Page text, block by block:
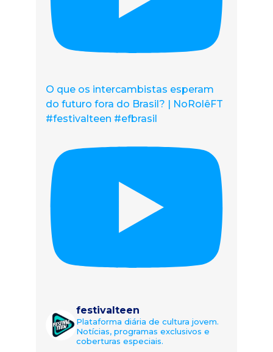
O que os intercambistas esperam
do futuro fora do Brasil? | NoRolêFT
#festivalteen #efbrasil
festivalteen
Plataforma diária de cultura jovem.
Notícias, programas exclusivos e
coberturas especiais.